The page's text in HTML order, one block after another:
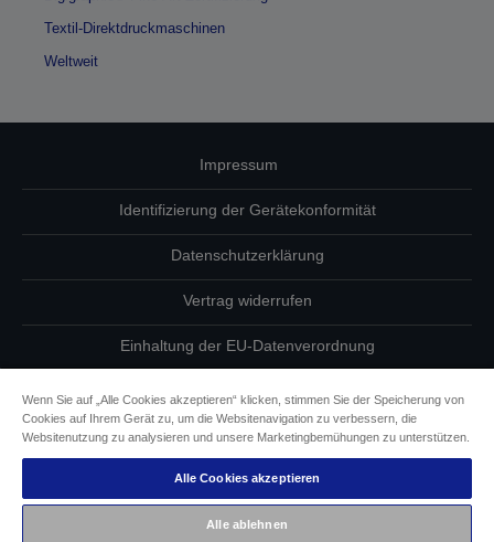
Textil-Direktdruckmaschinen
Weltweit
Impressum
Identifizierung der Gerätekonformität
Datenschutzerklärung
Vertrag widerrufen
Einhaltung der EU-Datenverordnung
Informationen zu Cookies
Epson Engagement für Barrierefreiheit
Wenn Sie auf „Alle Cookies akzeptieren“ klicken, stimmen Sie der Speicherung von
Cookies auf Ihrem Gerät zu, um die Websitenavigation zu verbessern, die
Websitenutzung zu analysieren und unsere Marketingbemühungen zu unterstützen.
Alle Cookies akzeptieren
Alle ablehnen